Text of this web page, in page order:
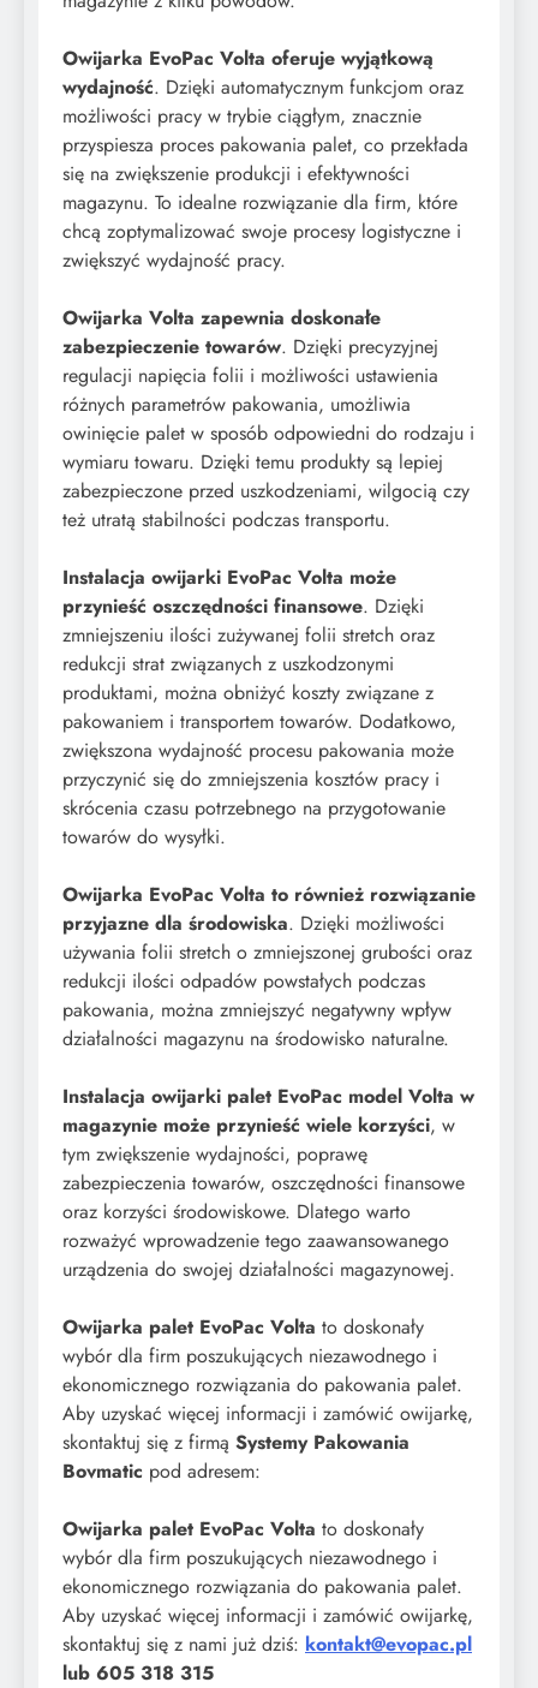
Owijarka EvoPac Volta oferuje wyjątkową
wydajność. Dzięki automatycznym funkcjom oraz
możliwości pracy w trybie ciągłym, znacznie
przyspiesza proces pakowania palet, co przekłada
się na zwiększenie produkcji i efektywności
magazynu. To idealne rozwiązanie dla firm, które
chcą zoptymalizować swoje procesy logistyczne i
zwiększyć wydajność pracy.
Owijarka Volta zapewnia doskonałe
zabezpieczenie towarów. Dzięki precyzyjnej
regulacji napięcia folii i możliwości ustawienia
różnych parametrów pakowania, umożliwia
owinięcie palet w sposób odpowiedni do rodzaju i
wymiaru towaru. Dzięki temu produkty są lepiej
zabezpieczone przed uszkodzeniami, wilgocią czy
też utratą stabilności podczas transportu.
Instalacja owijarki EvoPac Volta może
przynieść oszczędności finansowe. Dzięki
zmniejszeniu ilości zużywanej folii stretch oraz
redukcji strat związanych z uszkodzonymi
produktami, można obniżyć koszty związane z
pakowaniem i transportem towarów. Dodatkowo,
zwiększona wydajność procesu pakowania może
przyczynić się do zmniejszenia kosztów pracy i
skrócenia czasu potrzebnego na przygotowanie
towarów do wysyłki.
Owijarka EvoPac Volta to również rozwiązanie
przyjazne dla środowiska. Dzięki możliwości
używania folii stretch o zmniejszonej grubości oraz
redukcji ilości odpadów powstałych podczas
pakowania, można zmniejszyć negatywny wpływ
działalności magazynu na środowisko naturalne.
Instalacja owijarki palet EvoPac model Volta w
magazynie może przynieść wiele korzyści, w
tym zwiększenie wydajności, poprawę
zabezpieczenia towarów, oszczędności finansowe
oraz korzyści środowiskowe. Dlatego warto
rozważyć wprowadzenie tego zaawansowanego
urządzenia do swojej działalności magazynowej.
Owijarka palet EvoPac Volta to doskonały
wybór dla firm poszukujących niezawodnego i
ekonomicznego rozwiązania do pakowania palet.
Aby uzyskać więcej informacji i zamówić owijarkę,
skontaktuj się z firmą Systemy Pakowania
Bovmatic pod adresem:
Owijarka palet EvoPac Volta to doskonały
wybór dla firm poszukujących niezawodnego i
ekonomicznego rozwiązania do pakowania palet.
Aby uzyskać więcej informacji i zamówić owijarkę,
skontaktuj się z nami już dziś: kontakt@evopac.pl
lub 605 318 315